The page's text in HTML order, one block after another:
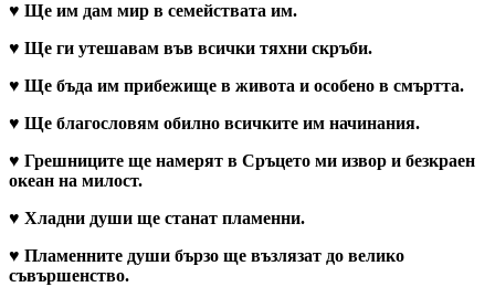
♥ Ще им дам мир в семействата им.
♥ Ще ги утешавам във всички тяхни скръби.
♥ Ще бъда им прибежище в живота и особено в смъртта.
♥ Ще благословям обилно всичките им начинания.
♥ Грешниците ще намерят в Сръцето ми извор и безкраен
океан на милост.
♥ Хладни души ще станат пламенни.
♥ Пламенните души бързо ще възлязат до велико
съвършенство.